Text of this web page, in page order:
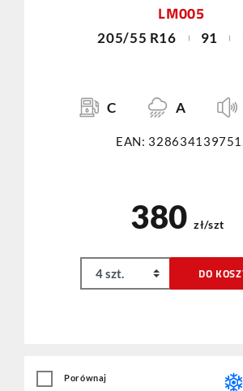
LM005
205/55 R16 91
C A
EAN:
380 zł/szt
DO
Porównaj